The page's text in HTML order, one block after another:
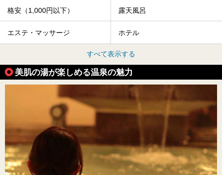
格安（1,000円以下） 露天風呂
エステ・マッサージ ホテル
すべて表示する
美肌の湯が楽しめる温泉の魅力